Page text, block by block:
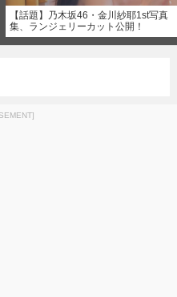
【話題】乃木坂46・金川紗耶1st写真
集、ランジェリーカット公開！